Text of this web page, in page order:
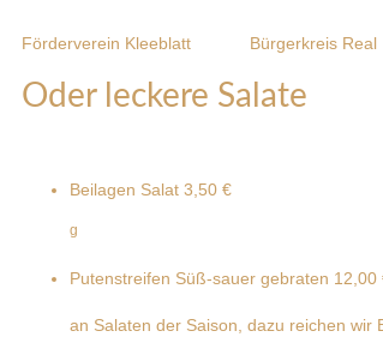
Förderverein Kleeblatt Bürgerkreis Real
Oder leckere Salate
Beilagen Salat 3,50 €
g
Putenstreifen Süß-sauer gebraten 12,00
an Salaten der Saison, dazu reichen wir